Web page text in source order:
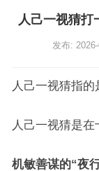
人己一视猜打
发布:
人己一视猜指
人己一视猜是
机敏善谋的“夜